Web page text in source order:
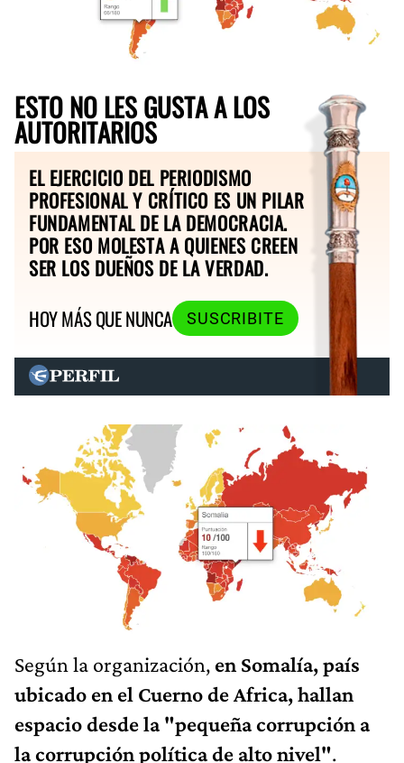
ESTO NO LES GUSTA A LOS
AUTORITARIOS
EL EJERCICIO DEL PERIODISMO
PROFESIONAL Y CRÍTICO ES UN PILAR
FUNDAMENTAL DE LA DEMOCRACIA.
POR ESO MOLESTA A QUIENES CREEN
SER LOS DUEÑOS DE LA VERDAD.
HOY MÁS QUE NUNCA
SUSCRIBITE
Según la organización, en Somalía, país
ubicado en el Cuerno de Africa, hallan
espacio desde la "pequeña corrupción a
la corrupción política de alto nivel".